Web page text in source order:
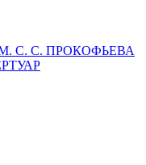
С. С. ПРОКОФЬЕВА